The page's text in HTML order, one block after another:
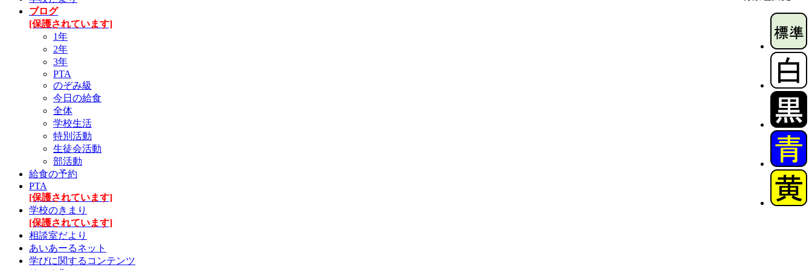
ブログ
[保護されています]
1年
2年
3年
PTA
のぞみ級
今日の給食
全体
学校生活
特別活動
生徒会活動
部活動
給食の予約
PTA
[保護されています]
学校のきまり
[保護されています]
相談室だより
あいあーるネット
学びに関するコンテンツ